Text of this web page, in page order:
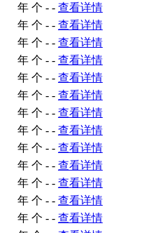
年 个 - - 查看详情
年 个 - - 查看详情
年 个 - - 查看详情
年 个 - - 查看详情
年 个 - - 查看详情
年 个 - - 查看详情
年 个 - - 查看详情
年 个 - - 查看详情
年 个 - - 查看详情
年 个 - - 查看详情
年 个 - - 查看详情
年 个 - - 查看详情
年 个 - - 查看详情